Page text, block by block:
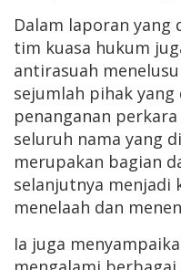
Dalam laporan yang
tim kuasa hukum
antirasuah
sejumlah pihak
penanganan
seluruh nama yang
merupakan bagian
selanjutnya menjadi
menelaah dan
Ia juga